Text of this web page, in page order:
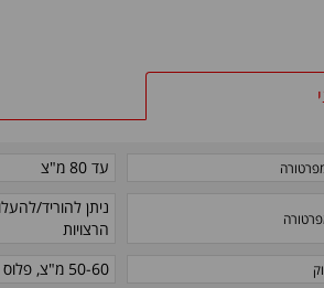
עד 80 מ"צ
ניתן להוריד/
הרצויות
50-60 מ"צ, פלוס מינוס 3 מ"צ